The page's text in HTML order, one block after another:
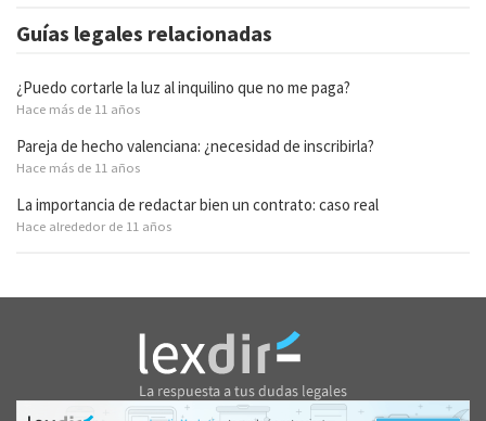
Guías legales relacionadas
¿Puedo cortarle la luz al inquilino que no me paga?
Hace más de 11 años
Pareja de hecho valenciana: ¿necesidad de inscribirla?
Hace más de 11 años
La importancia de redactar bien un contrato: caso real
Hace alrededor de 11 años